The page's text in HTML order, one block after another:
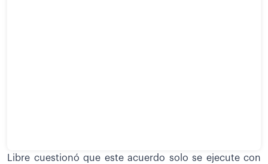
Libre cuestionó que este acuerdo solo se ejecute con